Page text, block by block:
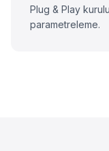
Plug & Play
parametreleme.